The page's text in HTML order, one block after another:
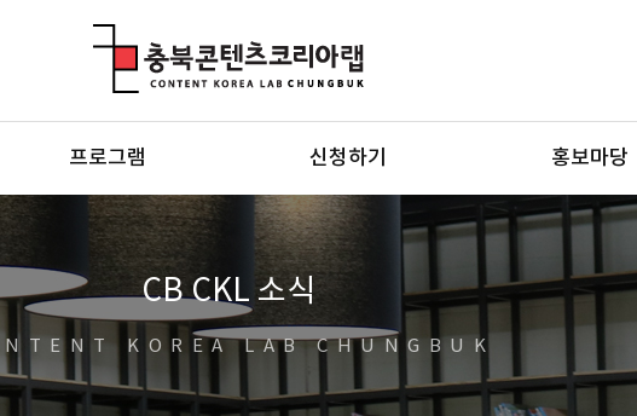
프로그램 신청하기 홍보마당
CB CKL 소식
KOREA LAB CHUNGBUK